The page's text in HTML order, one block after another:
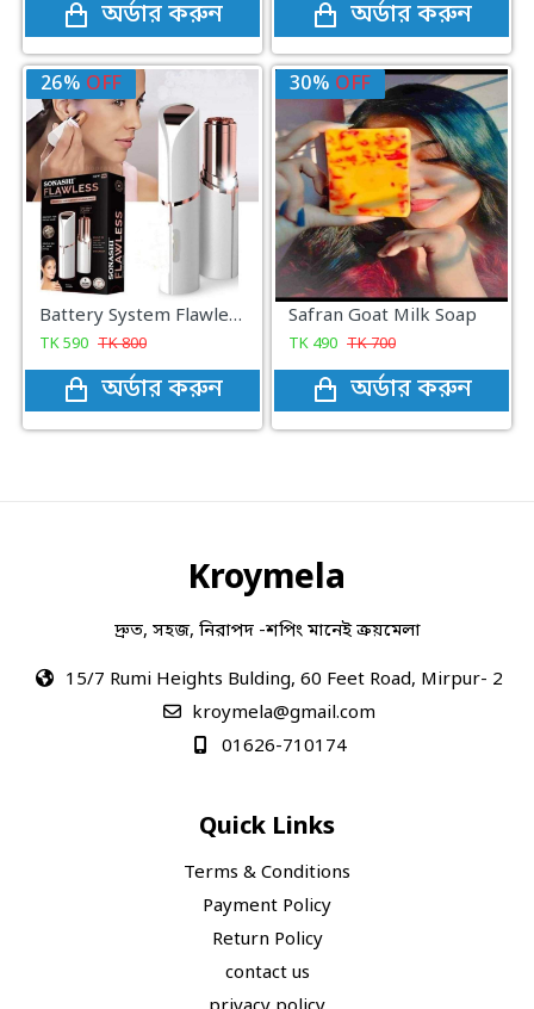
অর্ডার করুন অর্ডার করুন
26% OFF
Battery System Flawless Facial Hair Remover
TK590 TK800
অর্ডার করুন
30% OFF
Safran Goat Milk Soap
TK 490 TK700
অর্ডার করুন
Kroymela
দ্রুত, সহজ, নিরাপদ -শপিং মানেই ক্রয়মেলা
15/7 Rumi Heights Bulding, 60 Feet Road, Mirpur- 2
kroymela@gmail.com
01626-710174
Quick Links
Terms & Conditions
Payment Policy
Return Policy
contact us